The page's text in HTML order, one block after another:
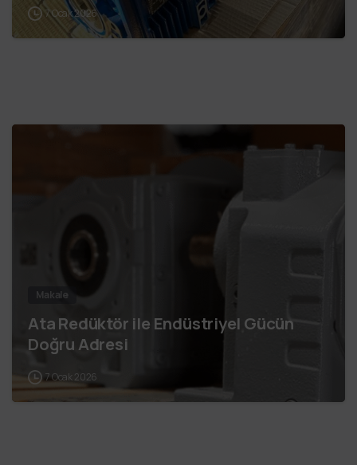
7 Ocak 2026
Makale
Ata Redüktör ile Endüstriyel Gücün
Doğru Adresi
7 Ocak 2026